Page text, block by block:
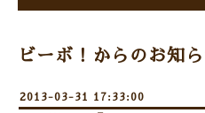
ビーボ！からのお知ら
2013-03-31 17:33:00